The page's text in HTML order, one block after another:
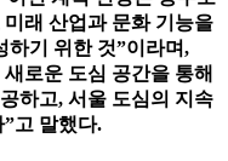
래 산업과 문화 기능을
하기 위한 것”이라며,
새로운 도심 공간을 통해
하고, 서울 도심의 지속
”고 말했다.